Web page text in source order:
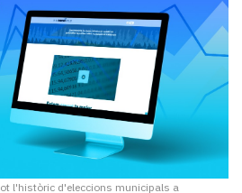
l'històric d'eleccions municipals a